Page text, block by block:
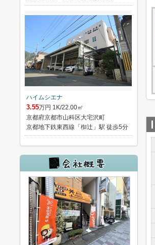
ハイムシエナ
3.55万円 1K/22.00㎡
京都府京都市山科区大宅沢町
京都地下鉄東西線「椥辻」駅 徒歩5分